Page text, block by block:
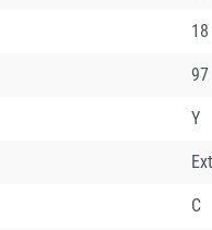
18
97
Y
C